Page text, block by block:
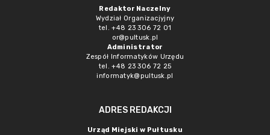
Redaktor Naczelny
Wydział Organizacjyjny
tel. +48 23 306 72 01
or@pultusk.pl
Administrator
Zespół Informatyków Urzędu
tel. +48 23 306 72 25
informatyk@pultusk.pl
ADRES REDAKCJI
Urząd Miejski w Pułtusku